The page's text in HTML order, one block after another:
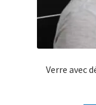
Verre avec